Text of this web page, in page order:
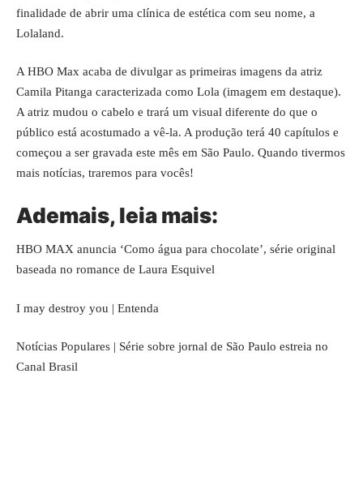
finalidade de abrir uma clínica de estética com seu nome, a
Lolaland.
A HBO Max acaba de divulgar as primeiras imagens da atriz
Camila Pitanga caracterizada como Lola (imagem em destaque).
A atriz mudou o cabelo e trará um visual diferente do que o
público está acostumado a vê-la. A produção terá 40 capítulos e
começou a ser gravada este mês em São Paulo. Quando tivermos
mais notícias, traremos para vocês!
Ademais, leia mais:
HBO MAX anuncia ‘Como água para chocolate’, série original
baseada no romance de Laura Esquivel
I may destroy you | Entenda
Notícias Populares | Série sobre jornal de São Paulo estreia no
Canal Brasil